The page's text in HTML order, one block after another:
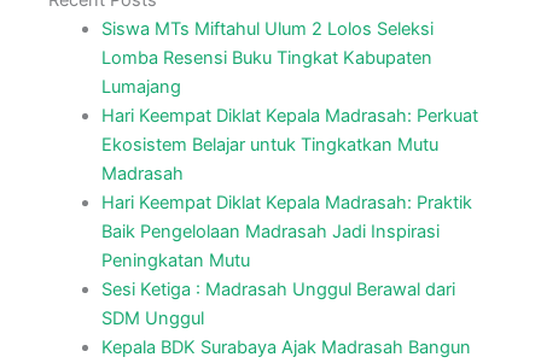
Siswa MTs Miftahul Ulum 2 Lolos Seleksi
Lomba Resensi Buku Tingkat Kabupaten
Lumajang
Hari Keempat Diklat Kepala Madrasah: Perkuat
Ekosistem Belajar untuk Tingkatkan Mutu
Madrasah
Hari Keempat Diklat Kepala Madrasah: Praktik
Baik Pengelolaan Madrasah Jadi Inspirasi
Peningkatan Mutu
Sesi Ketiga : Madrasah Unggul Berawal dari
SDM Unggul
Kepala BDK Surabaya Ajak Madrasah Bangun